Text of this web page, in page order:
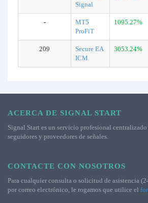
Signal
-
MT5
ProFiT
1095.27%
209
Secure EA
ICM
3053.24%
ACERCA DE SIGNAL START
Signal Start es un servicio profesional centralizado
seguidores y proveedores de señales.
CONTACTE CON NOSOTROS
Para cualquier consulta o solicitud de asistencia
por correo electrónico, le rogamos que utilice el